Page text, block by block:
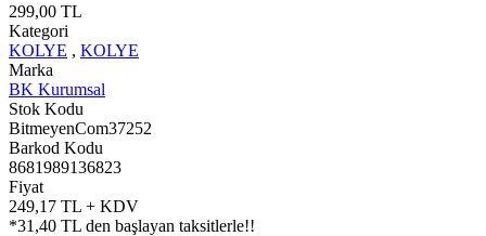
299,00 TL
Kategori
KOLYE , KOLYE
Marka
BK Kurumsal
Stok Kodu
BitmeyenCom37252
Barkod Kodu
8681989136823
Fiyat
249,17 TL + KDV
*31,40 TL den başlayan taksitlerle!!